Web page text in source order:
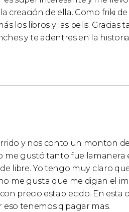
creación de ella. Como friki
los libros y las pelis. Gracias
y te adentres en la historia
y nos conto un monton
me gustó tanto fue lamanera
libre. Yo tengo muy claro
me gusta que me digan el
precio establecido. En esta
eso tenemos q pagar mas.